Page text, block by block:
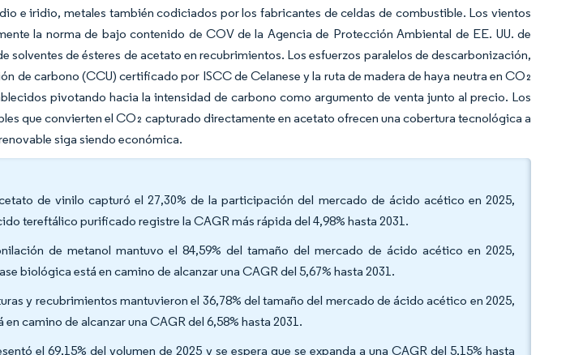
e iridio, metales también codiciados por los fabricantes de celdas de combustible. Los vientos
la norma de bajo contenido de COV de la Agencia de Protección Ambiental de EE. UU. de
solventes de ésteres de acetato en recubrimientos. Los esfuerzos paralelos de descarbonización,
de carbono (CCU) certificado por ISCC de Celanese y la ruta de madera de haya neutra en CO₂
pivotando hacia la intensidad de carbono como argumento de venta junto al precio. Los
que convierten el CO₂ capturado directamente en acetato ofrecen una cobertura tecnológica a
siga siendo económica.
de vinilo capturó el 27,30% de la participación del mercado de ácido acético en 2025,
tereftálico purificado registre la CAGR más rápida del 4,98% hasta 2031.
de metanol mantuvo el 84,59% del tamaño del mercado de ácido acético en 2025,
biológica está en camino de alcanzar una CAGR del 5,67% hasta 2031.
y recubrimientos mantuvieron el 36,78% del tamaño del mercado de ácido acético en 2025,
camino de alcanzar una CAGR del 6,58% hasta 2031.
el 69,15% del volumen de 2025 y se espera que se expanda a una CAGR del 5,15% hasta